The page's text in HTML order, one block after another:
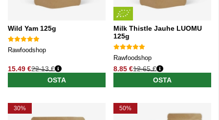
Wild Yam 125g
Rawfoodshop
15.49 €
Normaali hinta
22.13 €
OSTA
Milk Thistle Jauhe LUOMU
125g
Rawfoodshop
8.85 €
Normaali hinta
12.65 €
OSTA
30% 50%